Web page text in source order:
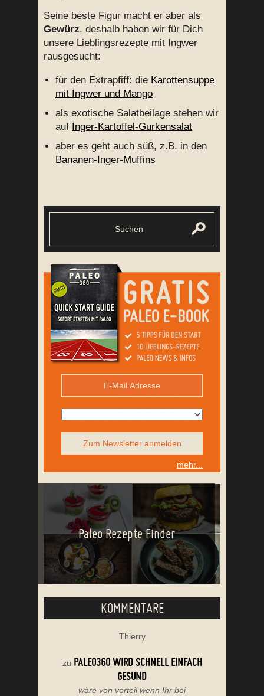
Seine beste Figur macht er aber als
Gewürz, deshalb haben wir für Dich
unsere Lieblingsrezepte mit Ingwer
rausgesucht:
für den Extrapfiff: die Karottensuppe
mit Ingwer und Mango
als exotische Salatbeilage stehen wir
auf Inger-Kartoffel-Gurkensalat
aber es geht auch süß, z.B. in den
Bananen-Inger-Muffins
Zum Newsletter anmelden
mehr...
Paleo Rezepte Finder
KOMMENTARE
Thierry
zu PALEO360 WIRD SCHNELL EINFACH
GESUND
wäre von vorteil wenn Ihr bei